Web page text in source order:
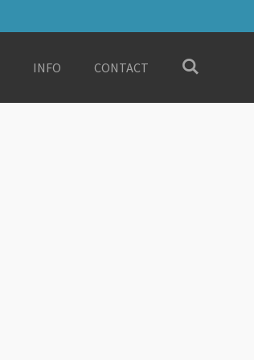
INFO CONTACT